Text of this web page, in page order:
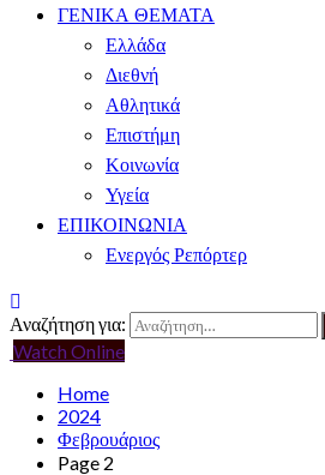
ΓΕΝΙΚΑ ΘΕΜΑΤΑ
Ελλάδα
Διεθνή
Αθλητικά
Επιστήμη
Κοινωνία
Υγεία
ΕΠΙΚΟΙΝΩΝΙΑ
Ενεργός Ρεπόρτερ
Αναζήτηση για:
Watch Online
Home
2024
Φεβρουάριος
Page 2